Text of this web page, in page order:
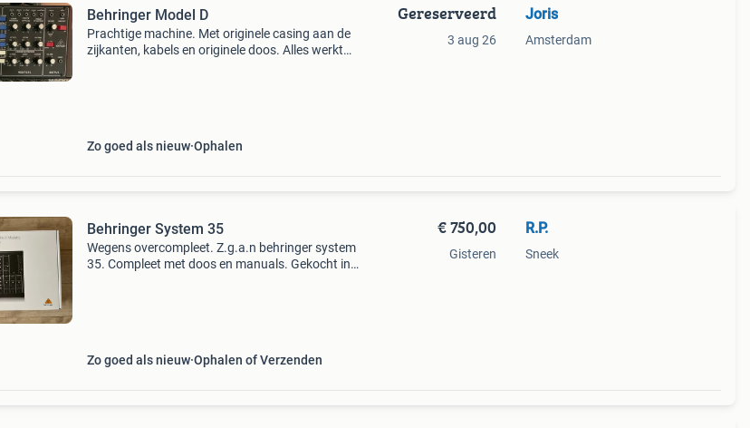
Behringer Model D
Prachtige machine. Met originele casing aan de
zijkanten, kabels en originele doos. Alles werkt
Zo goed als nieuw Ophalen
Gereserveerd
3 aug 26
Joris
Amsterdam
Behringer System 35
Wegens overcompleet. Z.g.a.n behringer system
35. Compleet met doos en manuals. Gekocht in
Zo goed als nieuw Ophalen of Verzenden
€ 750,00
Gisteren
R.P.
Sneek